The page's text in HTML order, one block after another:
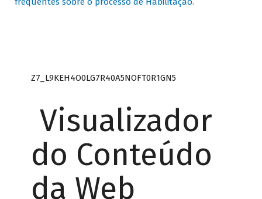
Z7_L9KEH4O0LG7R40A5NOFT0R1GN5
Visualizador
do Conteúdo
da Web